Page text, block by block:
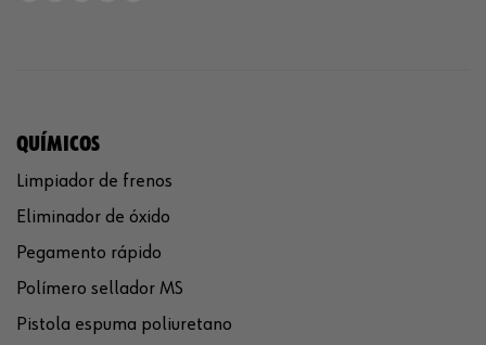
QUÍMICOS
Limpiador de frenos
Eliminador de óxido
Pegamento rápido
Polímero sellador MS
Pistola espuma poliuretano